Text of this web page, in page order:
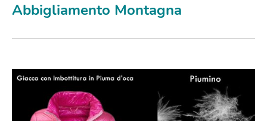
Abbigliamento Montagna